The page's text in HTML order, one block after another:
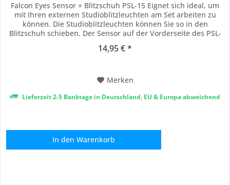
Falcon Eyes Sensor + Blitzschuh PSL-15 Eignet sich ideal, um
mit Ihren externen Studioblitzleuchten am Set arbeiten zu
können. Die Studioblitzleuchten können Sie so in den
Blitzschuh schieben. Der Sensor auf der Vorderseite des PSL-
löst daraufhin die externe Studioblitzleuchte aus. Den
14,95 € *
Merken
Lieferzeit 2-5 Banktage in Deutschland, EU & Europa abweichend
In den Warenkorb